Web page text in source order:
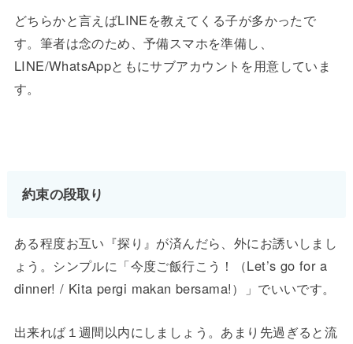
どちらかと言えばLINEを教えてくる子が多かったで
す。筆者は念のため、予備スマホを準備し、
LINE/WhatsAppともにサブアカウントを用意していま
す。
約束の段取り
ある程度お互い『探り』が済んだら、外にお誘いしまし
ょう。シンプルに「今度ご飯行こう！（Let’s go for a
dinner! / Kita pergi makan bersama!）」でいいです。
出来れば１週間以内にしましょう。あまり先過ぎると流